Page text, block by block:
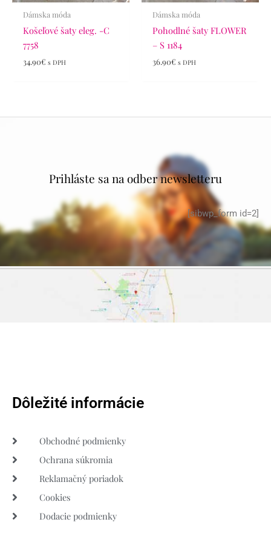
Dámska móda
Košeľové šaty eleg. -C
7758
34.90€ s DPH
Dámska móda
Pohodlné šaty FLOWER
– S 1184
36.90€ s DPH
Prihláste sa na odber newsletteru
[sibwp_form id=2]
Dôležité informácie
Obchodné podmienky
Ochrana súkromia
Reklamačný poriadok
Cookies
Dodacie podmienky